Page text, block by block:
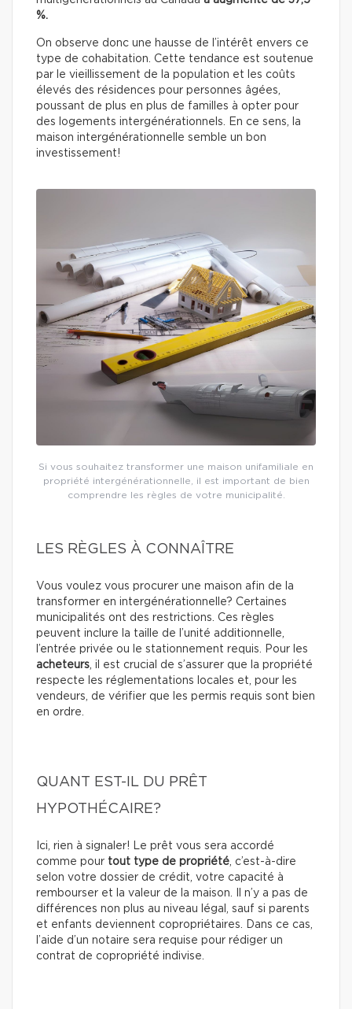
%.
On observe donc une hausse de l’intérêt envers ce
type de cohabitation. Cette tendance est soutenue
par le vieillissement de la population et les coûts
élevés des résidences pour personnes âgées,
poussant de plus en plus de familles à opter pour
des logements intergénérationnels. En ce sens, la
maison intergénérationnelle semble un bon
investissement!
Si vous souhaitez transformer une maison unifamiliale en
propriété intergénérationnelle, il est important de bien
comprendre les règles de votre municipalité.
LES RÈGLES À CONNAÎTRE
Vous voulez vous procurer une maison afin de la
transformer en intergénérationnelle? Certaines
municipalités ont des restrictions. Ces règles
peuvent inclure la taille de l’unité additionnelle,
l’entrée privée ou le stationnement requis. Pour les
acheteurs, il est crucial de s’assurer que la propriété
respecte les réglementations locales et, pour les
vendeurs, de vérifier que les permis requis sont bien
en ordre.
QUANT EST-IL DU PRÊT
HYPOTHÉCAIRE?
Ici, rien à signaler! Le prêt vous sera accordé
comme pour tout type de propriété, c’est-à-dire
selon votre dossier de crédit, votre capacité à
rembourser et la valeur de la maison. Il n’y a pas de
différences non plus au niveau légal, sauf si parents
et enfants deviennent copropriétaires. Dans ce cas,
l’aide d’un notaire sera requise pour rédiger un
contrat de copropriété indivise.